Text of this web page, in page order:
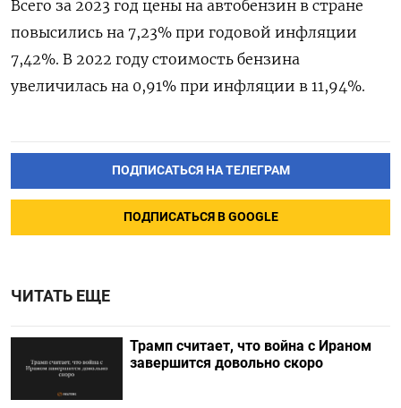
Всего за 2023 год цены на автобензин в стране
повысились на 7,23% при годовой инфляции
7,42%. В 2022 году стоимость бензина
увеличилась на 0,91% при инфляции в 11,94%.
ПОДПИСАТЬСЯ НА ТЕЛЕГРАМ
ПОДПИСАТЬСЯ В GOOGLE
ЧИТАТЬ ЕЩЕ
Трамп считает, что война с Ираном
завершится довольно скоро